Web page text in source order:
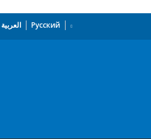
العربية Русский